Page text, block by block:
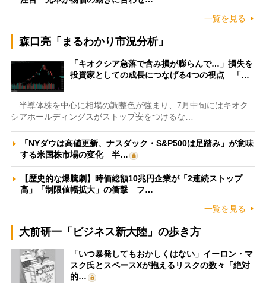
一覧を見る
森口亮「まるわかり市況分析」
「キオクシア急落で含み損が膨らんで…」損失を
投資家としての成長につなげる4つの視点 「…
半導体株を中心に相場の調整色が強まり、7月中旬にはキオク
シアホールディングスがストップ安をつけるな…
「NYダウは高値更新、ナスダック・S&P500は足踏み」が意味
する米国株市場の変化 半…
【歴史的な爆騰劇】時価総額10兆円企業が「2連続ストップ
高」「制限値幅拡大」の衝撃 フ…
一覧を見る
大前研一「ビジネス新大陸」の歩き方
「いつ暴発してもおかしくはない」イーロン・マ
スク氏とスペースXが抱えるリスクの数々「絶対
的…